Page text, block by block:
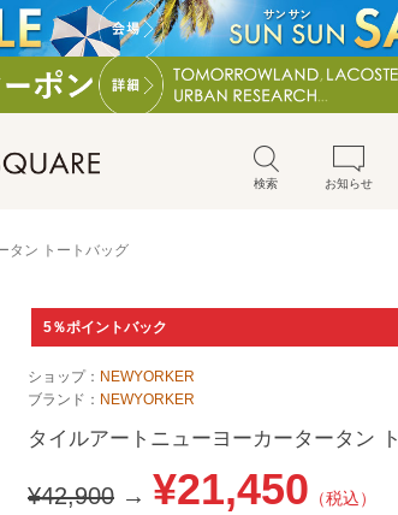
検索 お知らせ
タン トートバッグ
5％ポイントバック
ショップ： NEWYORKER
ブランド： NEWYORKER
タイルアートニューヨーカータータン
¥42,900 → ¥21,450 （税込）